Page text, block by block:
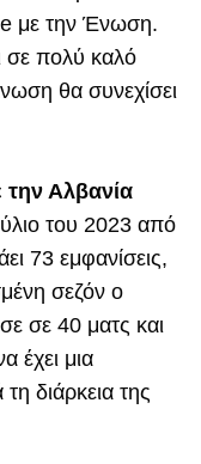
με την Ένωση.
σε πολύ καλό
θα συνεχίσει
Αλβανία
του 2023 από
73 εμφανίσεις,
σεζόν ο
σε 40 ματς και
έχει μια
διάρκεια της